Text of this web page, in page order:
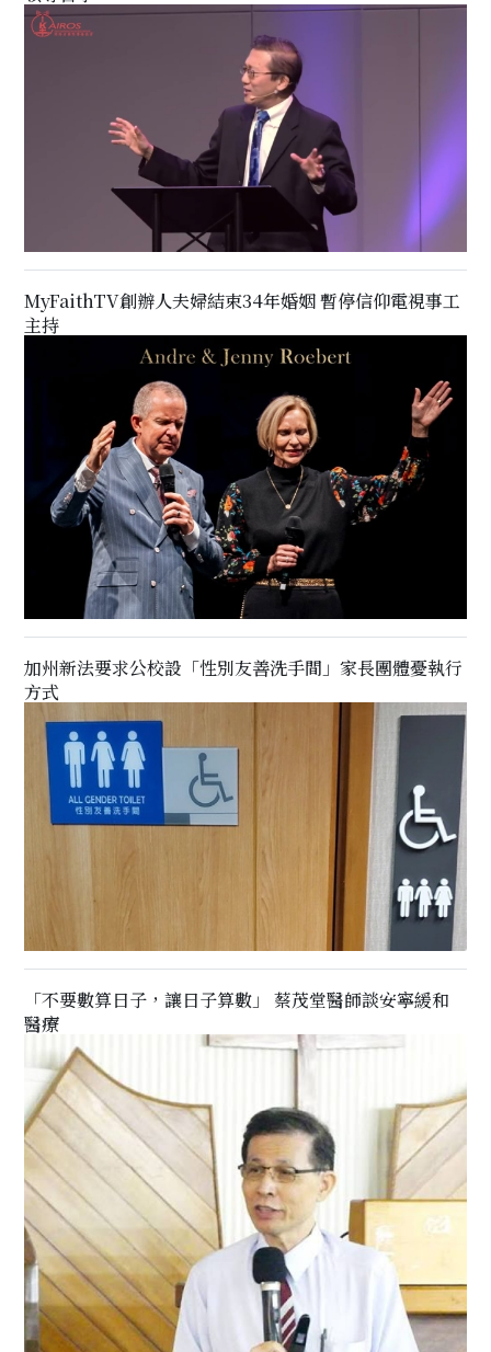
MyFaithTV創辦人夫婦結束34年婚姻 暫停信仰電視事工
主持
加州新法要求公校設「性別友善洗手間」家長團體憂執行
方式
「不要數算日子，讓日子算數」 蔡茂堂醫師談安寧緩和
醫療